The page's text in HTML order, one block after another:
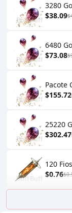
3280
$38.09
6480
$73.08
Pacote
$155.72
25220
$302.47
120
$0.76